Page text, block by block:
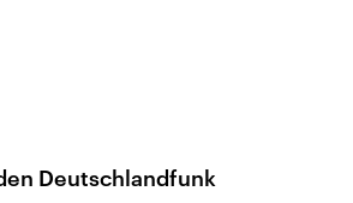
Deutschlandfunk